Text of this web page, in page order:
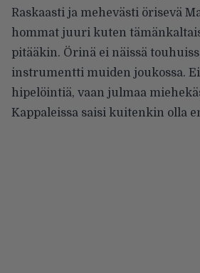
Raskaasti ja mehevästi örisevä
hommat juuri kuten
pitääkin. Örinä ei näissä
instrumentti muiden joukossa.
hipelöintiä, vaan julmaa
Kappaleissa saisi kuitenkin olla